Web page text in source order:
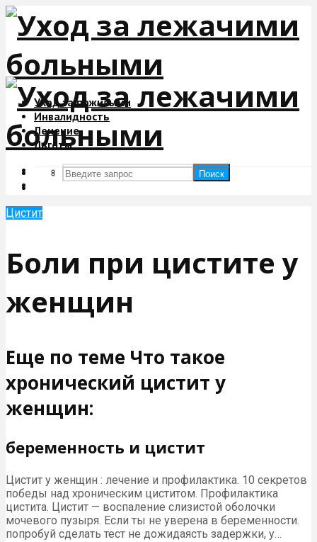
Уход за пожилыми
Инвалидность
Лечение
Льготы
Поиск
Поиск
Цистит
Боли при цистите у
женщин
Еще по теме Что такое
хронический цистит у
женщин:
беременность и цистит
Цистит у женщин : лечение и профилактика. 10 секретов
победы над хроническим циститом. Профилактика
цистита. Цистит — воспаление слизистой оболочки
мочевого пузыря. Если ты не уверена в беременности.
попробуй сделать тест не дожидаясть задержки, у…